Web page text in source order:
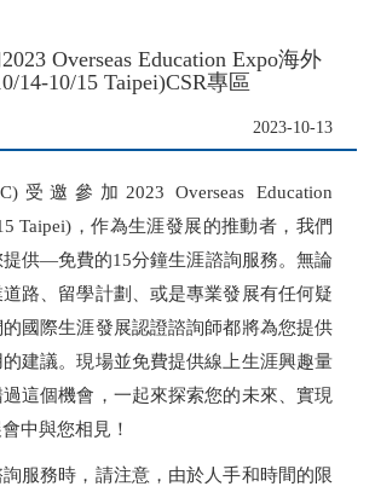
Overseas Education Expo海外
14-10/15 Taipei)CSR專區
2023-10-13
受邀參加2023 Overseas Education
Taipei)，作為生涯發展的推動者，我們
供—免費的15分鐘生涯諮詢服務。無論
路、留學計劃、或是專業發展有任何疑
國際生涯發展認證諮詢師都將為您提供
建議。現場並免費提供線上生涯興趣量
這個機會，一起來探索您的未來、實現
中與您相見！
服務時，請注意，由於人手和時間的限